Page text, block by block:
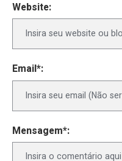
Website:
Email*:
Mensagem*: